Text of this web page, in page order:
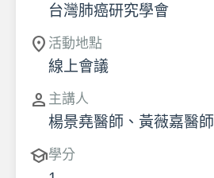
台灣肺癌研究學會
location_on 活動地點
線上會議
person 主講人
楊景堯醫師、黃薇嘉醫師
school學分